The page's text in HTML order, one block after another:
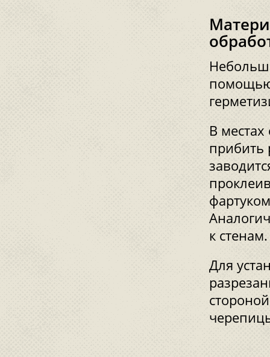
В
прибить
к стенам.
Для